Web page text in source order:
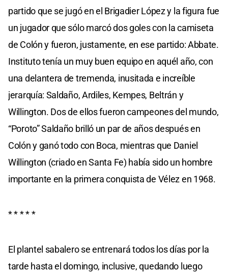
partido que se jugó en el Brigadier López y la figura fue
un jugador que sólo marcó dos goles con la camiseta
de Colón y fueron, justamente, en ese partido: Abbate.
Instituto tenía un muy buen equipo en aquél año, con
una delantera de tremenda, inusitada e increíble
jerarquía: Saldaño, Ardiles, Kempes, Beltrán y
Willington. Dos de ellos fueron campeones del mundo,
“Poroto” Saldaño brilló un par de años después en
Colón y ganó todo con Boca, mientras que Daniel
Willington (criado en Santa Fe) había sido un hombre
importante en la primera conquista de Vélez en 1968.
* * * * *
El plantel sabalero se entrenará todos los días por la
tarde hasta el domingo, inclusive, quedando luego